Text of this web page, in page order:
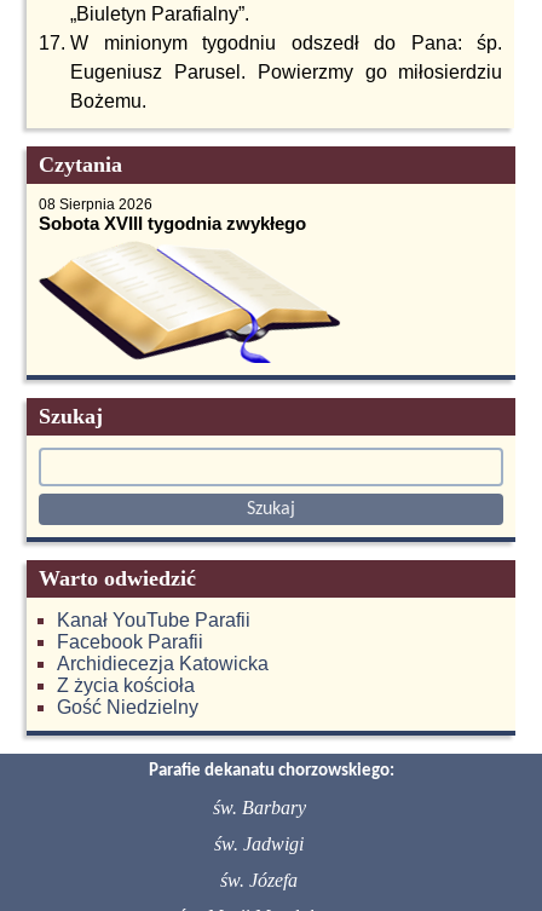
„Biuletyn Parafialny”.
W minionym tygodniu odszedł do Pana: śp.
Eugeniusz Parusel. Powierzmy go miłosierdziu
Bożemu.
Czytania
08 Sierpnia 2026
Sobota XVIII tygodnia zwykłego
Szukaj
Warto odwiedzić
Kanał YouTube Parafii
Facebook Parafii
Archidiecezja Katowicka
Z życia kościoła
Gość Niedzielny
Parafie dekanatu chorzowskiego:
św. Barbary
św. Jadwigi
św. Józefa